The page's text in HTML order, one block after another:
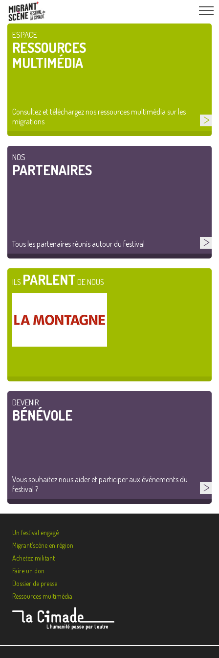
ESPACE
RESSOURCES
MULTIMÉDIA
Consultez et téléchargez nos ressources multimédia sur les
migrations
NOS
PARTENAIRES
Tous les partenaires réunis autour du festival
ILS PARLENT DE NOUS
DEVENIR
BÉNÉVOLE
Vous souhaitez nous aider et participer aux événements du
festival ?
Un festival engagé
Migrant’scène en région
Achetez militant
Faire un don
Dossier de presse
Ressources multimédia